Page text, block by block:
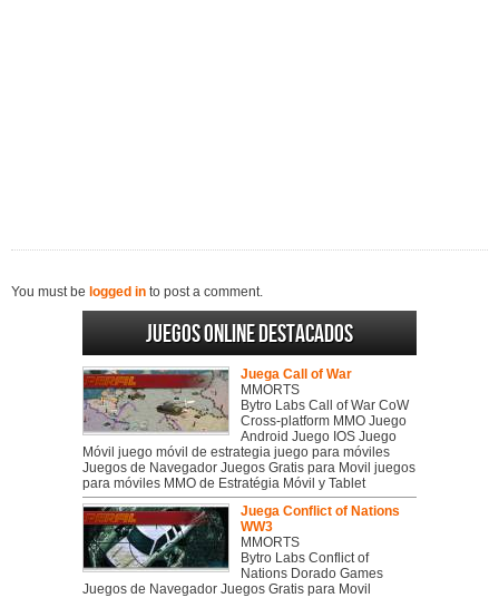
You must be logged in to post a comment.
Juegos online destacados
Juega Call of War
MMORTS
Bytro Labs Call of War CoW
Cross-platform MMO Juego
Android Juego IOS Juego
Móvil juego móvil de estrategia juego para móviles
Juegos de Navegador Juegos Gratis para Movil juegos
para móviles MMO de Estratégia Móvil y Tablet
Juega Conflict of Nations
WW3
MMORTS
Bytro Labs Conflict of
Nations Dorado Games
Juegos de Navegador Juegos Gratis para Movil